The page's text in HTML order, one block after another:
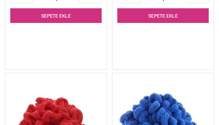
SEPETE EKLE SEPETE EKLE